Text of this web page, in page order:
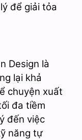
để giải tỏa
Design là
lại khả
chuyện xuất
đa tiềm
đến việc
năng tự